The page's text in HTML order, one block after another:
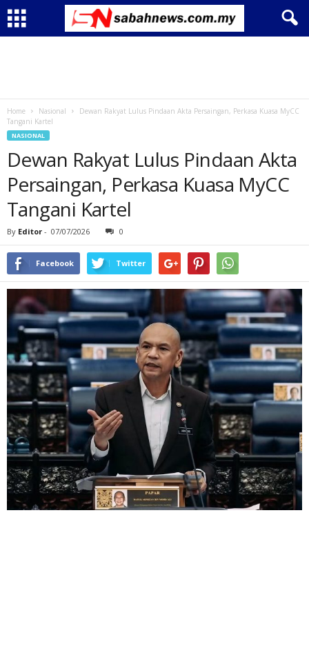
Home Nasional
Dewan Rakyat Lulus Pindaan Akta Persaingan, Perkasa Kuasa MyCC
Tangani Kartel
NASIONAL
Dewan Rakyat Lulus Pindaan Akta
Persaingan, Perkasa Kuasa MyCC
Tangani Kartel
By Editor - 07/07/2026 0
Facebook Twitter